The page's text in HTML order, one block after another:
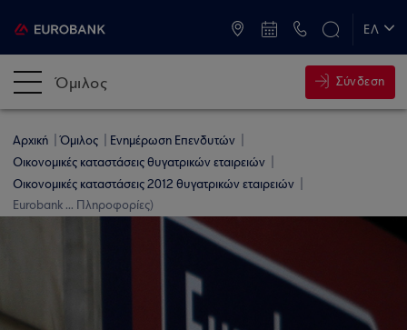
ΕΛ
Όμιλος Σύνδεση
Αρχική Όμιλος
Ενημέρωση Επενδυτών
Οικονομικές καταστάσεις θυγατρικών εταιρειών
Οικονομικές καταστάσεις 2012 θυγατρικών εταιρειών
Eurobank ... Πληροφορίες)